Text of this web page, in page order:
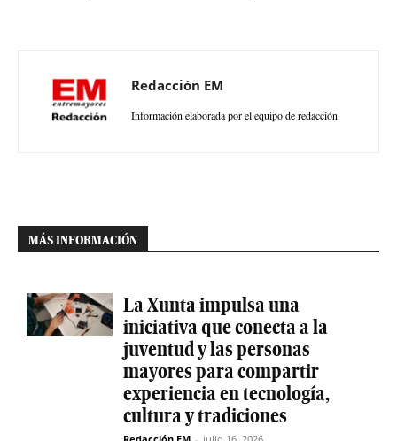
Redacción EM
Información elaborada por el equipo de redacción.
MÁS INFORMACIÓN
La Xunta impulsa una
iniciativa que conecta a la
juventud y las personas
mayores para compartir
experiencia en tecnología,
cultura y tradiciones